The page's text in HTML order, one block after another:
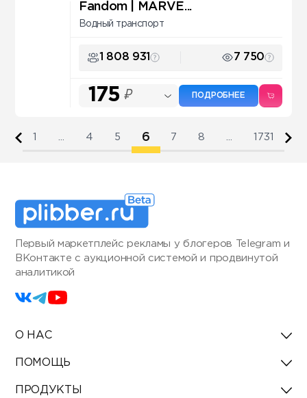
Fandom | MARVE...
Водный транспорт
1 808 931 7 750
175 ₽ ПОДРОБНЕЕ
4 5 6 7 8 1731
Первый маркетплейс рекламы у блогеров Telegram и
ВКонтакте с аукционной системой и продвинутой
аналитикой
О НАС
ПОМОЩЬ
ПРОДУКТЫ